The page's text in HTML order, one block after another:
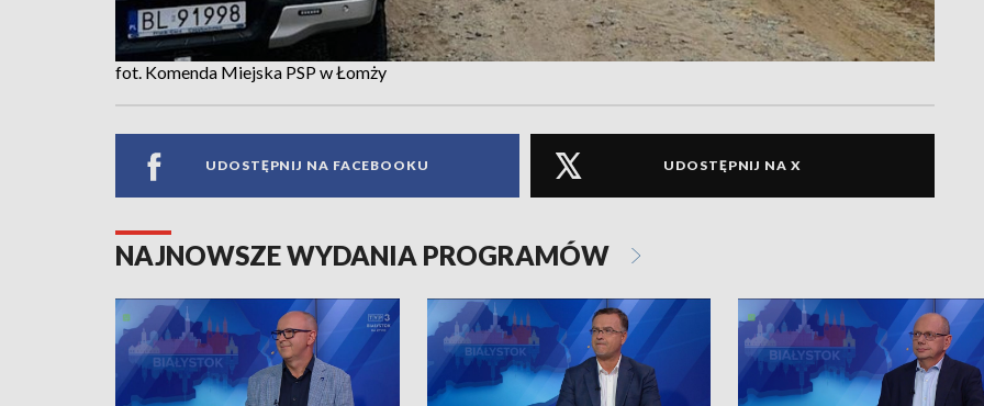
fot. Komenda Miejska PSP w Łomży
UDOSTĘPNIJ NA FACEBOOKU UDOSTĘPNIJ NA X
NAJNOWSZE WYDANIA PROGRAMÓW